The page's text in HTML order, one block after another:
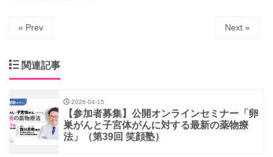
« Prev Next »
関連記事
2026-04-15
【参加者募集】公開オンラインセミナー「卵
巣がんと子宮体がんに対する最新の薬物療
法」（第39回 笑顔塾）